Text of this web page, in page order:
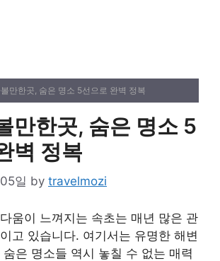
만한곳, 숨은 명소 5선으로 완벽 정복
만한곳, 숨은 명소 5
벽 정복
일 by travelmozi
움이 느껴지는 속초는 매년 많은 관
고 있습니다. 여기서는 유명한 해변
은 명소들 역시 놓칠 수 없는 매력